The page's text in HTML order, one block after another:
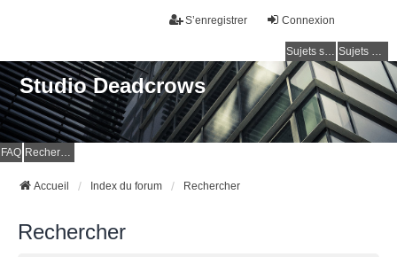
Connexion
S’enregistrer
Sujets sans réponse Sujets actifs
Studio Deadcrows
FAQ Rechercher
Accueil Index du forum Rechercher
Rechercher